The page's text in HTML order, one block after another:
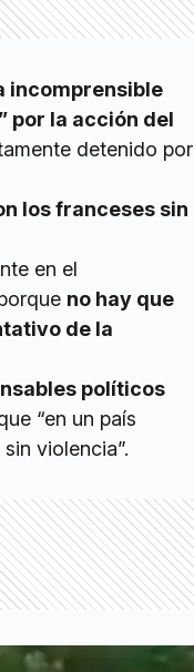
incomprensible
por la acción del
detenido por
los franceses sin
en el
no hay que
de la
políticos
“en un país
violencia”.